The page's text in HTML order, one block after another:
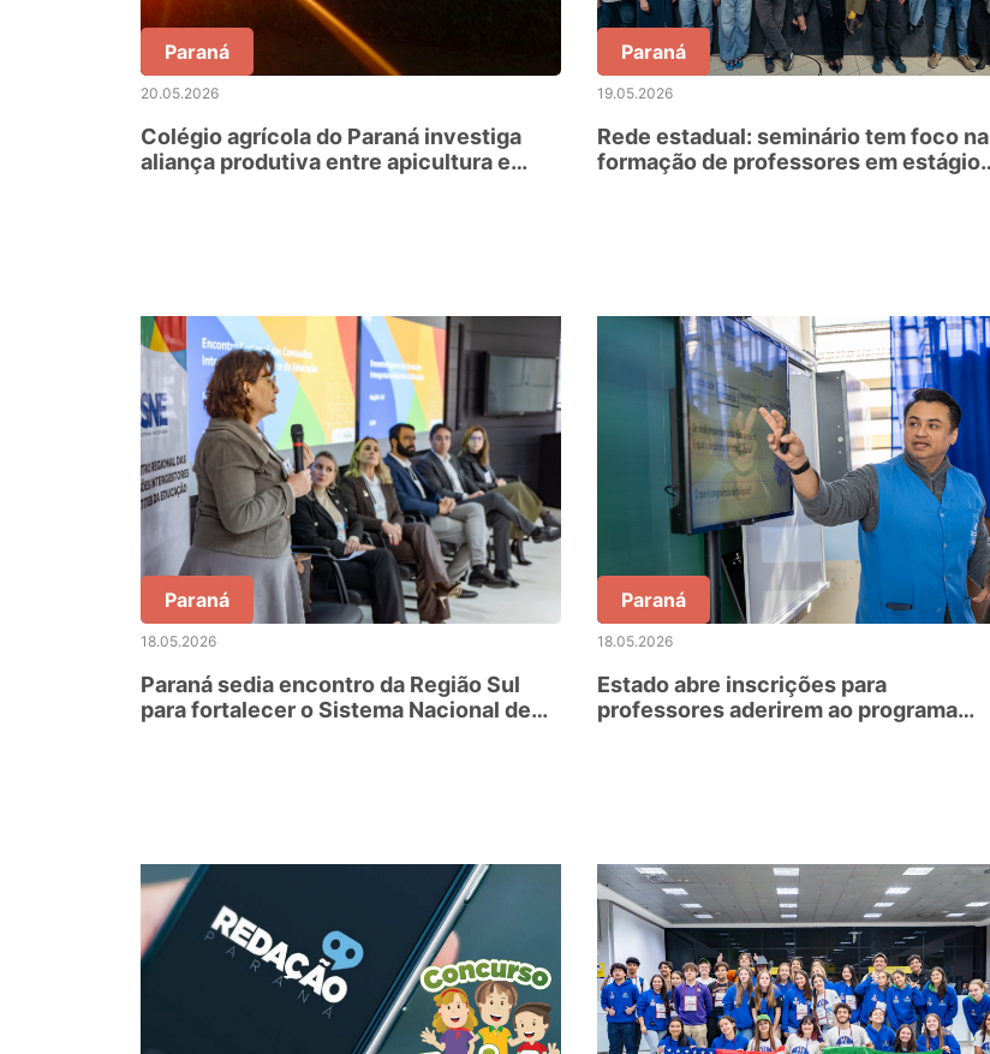
Paraná
20.05.2026
Colégio agrícola do Paraná investiga
aliança produtiva entre apicultura e
Paraná
19.05.2026
Rede estadual: seminário tem foco na
formação de professores em estágio
Paraná
18.05.2026
Paraná sedia encontro da Região Sul
para fortalecer o Sistema Nacional de
Paraná
18.05.2026
Estado abre inscrições para
professores aderirem ao programa